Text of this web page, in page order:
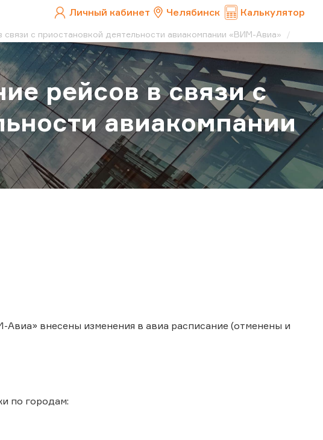
Личный кабинет Челябинск Калькулятор
связи с приостановкой деятельности авиакомпании «ВИМ-Авиа»
рейсов в связи с
авиакомпании
внесены изменения в авиа расписание (отменены и
по городам: